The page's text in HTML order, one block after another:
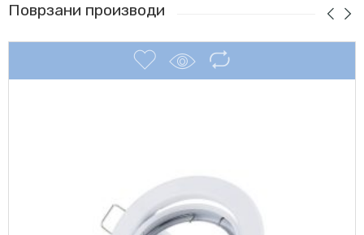
Поврзани производи